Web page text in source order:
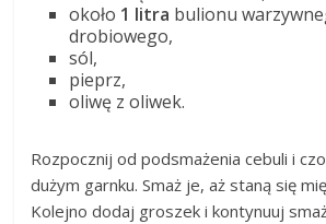
około 1 litra bulionu
drobiowego,
sól,
pieprz,
oliwę z oliwek.
Rozpocznij od podsmażenia cebuli i
dużym garnku. Smaż je, aż staną się
Kolejno dodaj groszek i kontynuuj